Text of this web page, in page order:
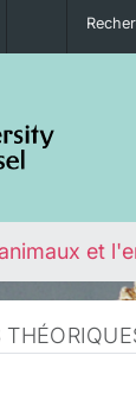
et